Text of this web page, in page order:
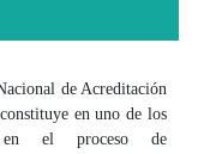
de Acreditación
en uno de los
el proceso de